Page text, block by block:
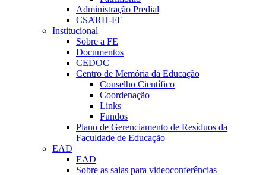
Administração Predial
CSARH-FE
Institucional
Sobre a FE
Documentos
CEDOC
Centro de Memória da Educação
Conselho Científico
Coordenação
Links
Fundos
Plano de Gerenciamento de Resíduos da
Faculdade de Educação
EAD
EAD
Sobre as salas para videoconferências